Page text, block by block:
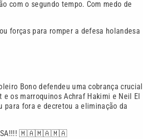
com o segundo tempo. Com medo de
forças para romper a defesa holandesa
Bono defendeu uma cobrança crucial
os marroquinos Achraf Hakimi e Neil El
para fora e decretou a eliminação da
CASA!!!! 🇲🇦🇲🇦🇲🇦